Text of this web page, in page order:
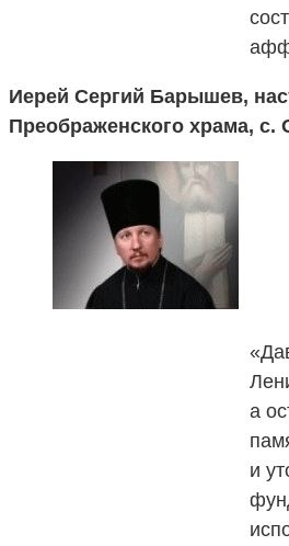
Иерей Сергий Барышев,
Преображенского храма, с.
а
и